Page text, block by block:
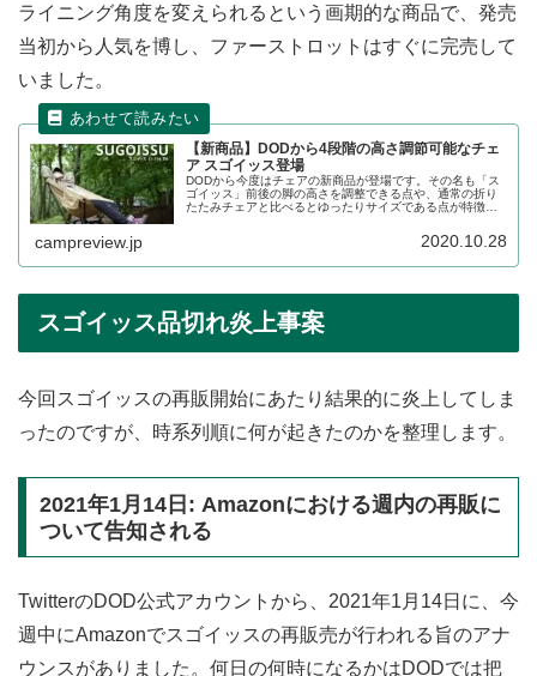
ライニング角度を変えられるという画期的な商品で、発売
当初から人気を博し、ファーストロットはすぐに完売して
いました。
【新商品】DODから4段階の高さ調節可能なチェ
ア スゴイッス登場
DODから今度はチェアの新商品が登場です。その名も「ス
ゴイッス」前後の脚の高さを調整できる点や、通常の折り
たたみチェアと比べるとゆったりサイズである点が特徴で
campreview.jp 2020.10.28
スゴイッス品切れ炎上事案
今回スゴイッスの再販開始にあたり結果的に炎上してしま
ったのですが、時系列順に何が起きたのかを整理します。
2021年1月14日: Amazonにおける週内の再販に
ついて告知される
TwitterのDOD公式アカウントから、2021年1月14日に、今
週中にAmazonでスゴイッスの再販売が行われる旨のアナ
ウンスがありました。何日の何時になるかはDODでは把